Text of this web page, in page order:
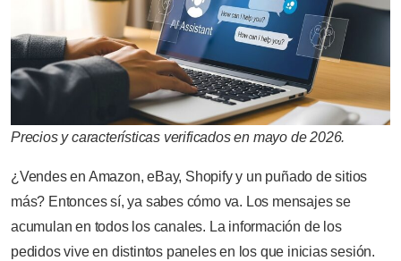
Precios y características verificados en mayo de 2026.
¿Vendes en Amazon, eBay, Shopify y un puñado de sitios
más? Entonces sí, ya sabes cómo va. Los mensajes se
acumulan en todos los canales. La información de los
pedidos vive en distintos paneles en los que inicias sesión.